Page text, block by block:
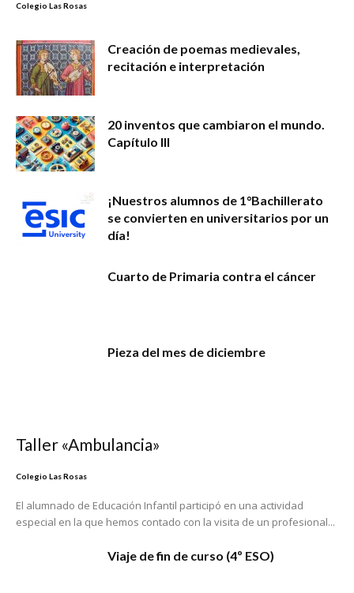
Colegio Las Rosas
Creación de poemas medievales,
recitación e interpretación
20 inventos que cambiaron el mundo.
Capítulo III
¡Nuestros alumnos de 1°Bachillerato
se convierten en universitarios por un
día!
Cuarto de Primaria contra el cáncer
Pieza del mes de diciembre
Taller «Ambulancia»
Colegio Las Rosas
El alumnado de Educación Infantil participó en una actividad
especial en la que hemos contado con la visita de un profesional...
Viaje de fin de curso (4º ESO)